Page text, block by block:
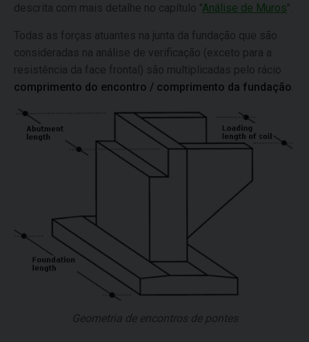
descrita com mais detalhe no capítulo "Análise de Muros".
Todas as forças atuantes na junta da fundação que são
consideradas na análise de verificação (exceto para a
resistência da face frontal) são multiplicadas pelo rácio
comprimento do encontro / comprimento da fundação
Geometria de encontros de pontes